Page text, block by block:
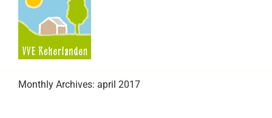
Monthly Archives: april 2017